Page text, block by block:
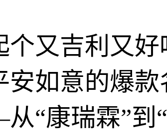
个又吉利又
安如意的爆
“康瑞霖”到